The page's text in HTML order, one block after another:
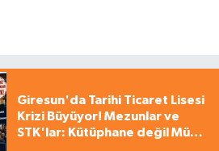
Giresun'da Tarihi Ticaret Lisesi
Krizi Büyüyor! Mezunlar ve
STK'lar: Kütüphane değil Müze